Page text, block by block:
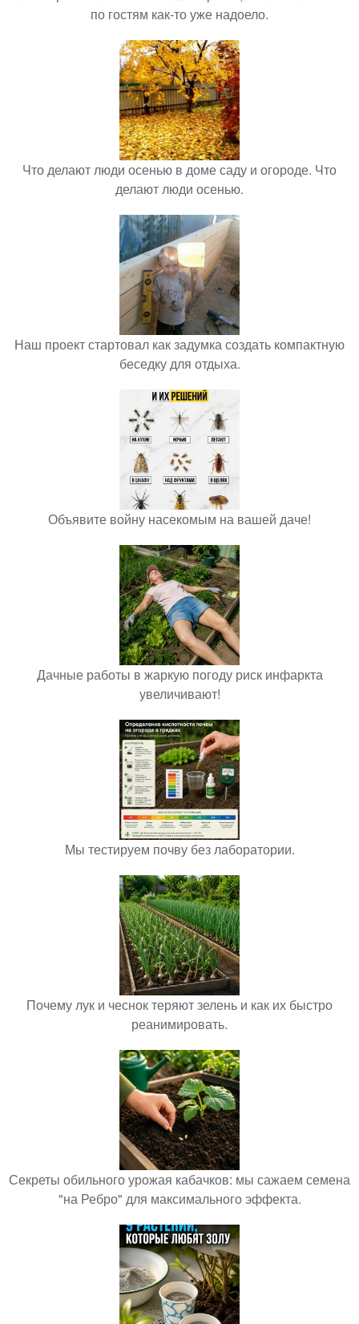
по гостям как-то уже надоело.
Что делают люди осенью в доме саду и огороде. Что
делают люди осенью.
Наш проект стартовал как задумка создать компактную
беседку для отдыха.
Объявите войну насекомым на вашей даче!
Дачные работы в жаркую погоду риск инфаркта
увеличивают!
Мы тестируем почву без лаборатории.
Почему лук и чеснок теряют зелень и как их быстро
реанимировать.
Секреты обильного урожая кабачков: мы сажаем семена
"на Ребро" для максимального эффекта.